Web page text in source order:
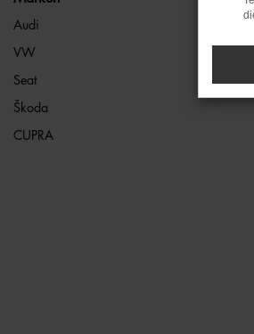
Audi
VW
Seat
Škoda
CUPRA